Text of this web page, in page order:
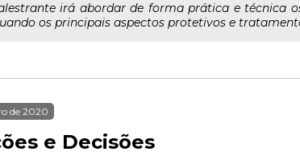
irá abordar de forma prática e técnica
os principais aspectos protetivos e
de 2020
e Decisões